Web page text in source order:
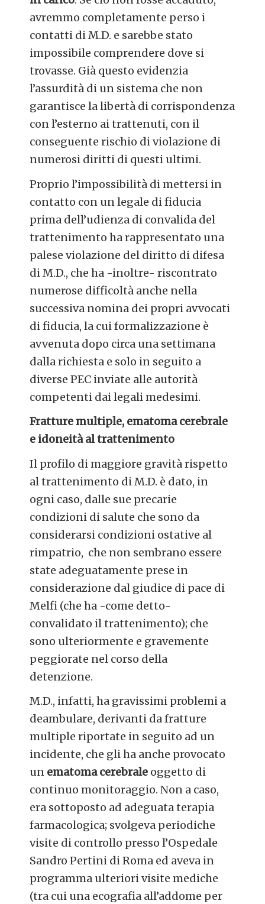
avremmo completamente perso i
contatti di M.D. e sarebbe stato
impossibile comprendere dove si
trovasse. Già questo evidenzia
l’assurdità di un sistema che non
garantisce la libertà di corrispondenza
con l’esterno ai trattenuti, con il
conseguente rischio di violazione di
numerosi diritti di questi ultimi.
Proprio l’impossibilità di mettersi in
contatto con un legale di fiducia
prima dell’udienza di convalida del
trattenimento ha rappresentato una
palese violazione del diritto di difesa
di M.D., che ha -inoltre- riscontrato
numerose difficoltà anche nella
successiva nomina dei propri avvocati
di fiducia, la cui formalizzazione è
avvenuta dopo circa una settimana
dalla richiesta e solo in seguito a
diverse PEC inviate alle autorità
competenti dai legali medesimi.
Fratture multiple, ematoma cerebrale
e idoneità al trattenimento
Il profilo di maggiore gravità rispetto
al trattenimento di M.D. è dato, in
ogni caso, dalle sue precarie
condizioni di salute che sono da
considerarsi condizioni ostative al
rimpatrio, che non sembrano essere
state adeguatamente prese in
considerazione dal giudice di pace di
Melfi (che ha -come detto-
convalidato il trattenimento); che
sono ulteriormente e gravemente
peggiorate nel corso della
detenzione.
M.D., infatti, ha gravissimi problemi a
deambulare, derivanti da fratture
multiple riportate in seguito ad un
incidente, che gli ha anche provocato
un ematoma cerebrale oggetto di
continuo monitoraggio. Non a caso,
era sottoposto ad adeguata terapia
farmacologica; svolgeva periodiche
visite di controllo presso l’Ospedale
Sandro Pertini di Roma ed aveva in
programma ulteriori visite mediche
(tra cui una ecografia all’addome per